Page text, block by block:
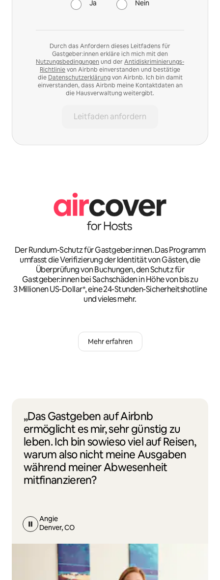
Ja Nein
Durch das Anfordern dieses Leitfadens für
Gastgeber:innen erkläre ich mich mit den
Nutzungsbedingungen und der Antidiskriminierungs-
Richtlinievon Airbnb einverstanden und bestätige
die Datenschutzerklärungvon Airbnb. Ich bin damit
einverstanden, dass Airbnb meine Kontaktdaten an
die Hausverwaltung weitergibt.
Leitfaden anfordern
Der Rundum-Schutz für Gastgeber:innen. Das Programm
umfasst die Verifizierung der Identität von Gästen, die
Überprüfung von Buchungen, den Schutz für
Gastgeber:innen bei Sachschäden in Höhe von bis zu
3 Millionen US-Dollar*, eine 24-Stunden-Sicherheitshotline
und vieles mehr.
Mehr erfahren
„Das Gastgeben auf Airbnb
ermöglicht es mir, sehr günstig zu
leben. Ich bin sowieso viel auf Reisen,
warum also nicht meine Ausgaben
während meiner Abwesenheit
mitfinanzieren?
Angie
Denver, CO